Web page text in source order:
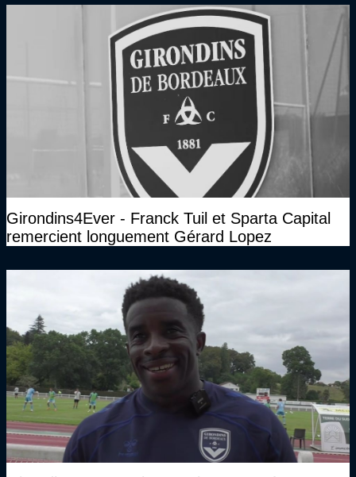
Girondins4Ever - Franck Tuil et Sparta Capital
remercient longuement Gérard Lopez